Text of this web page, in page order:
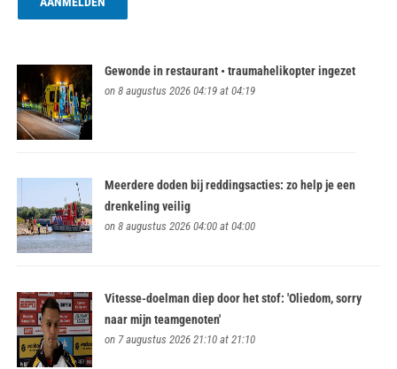
Gewonde in restaurant • traumahelikopter ingezet
on 8 augustus 2026 04:19 at 04:19
Meerdere doden bij reddingsacties: zo help je een
drenkeling veilig
on 8 augustus 2026 04:00 at 04:00
Vitesse-doelman diep door het stof: 'Oliedom, sorry
naar mijn teamgenoten'
on 7 augustus 2026 21:10 at 21:10